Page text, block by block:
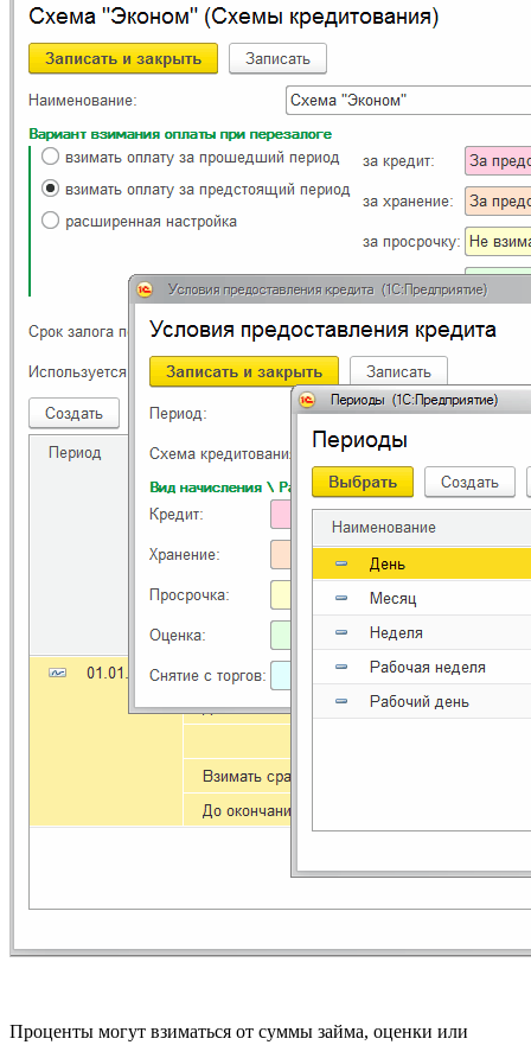
Проценты могут взиматься от суммы займа, оценки или